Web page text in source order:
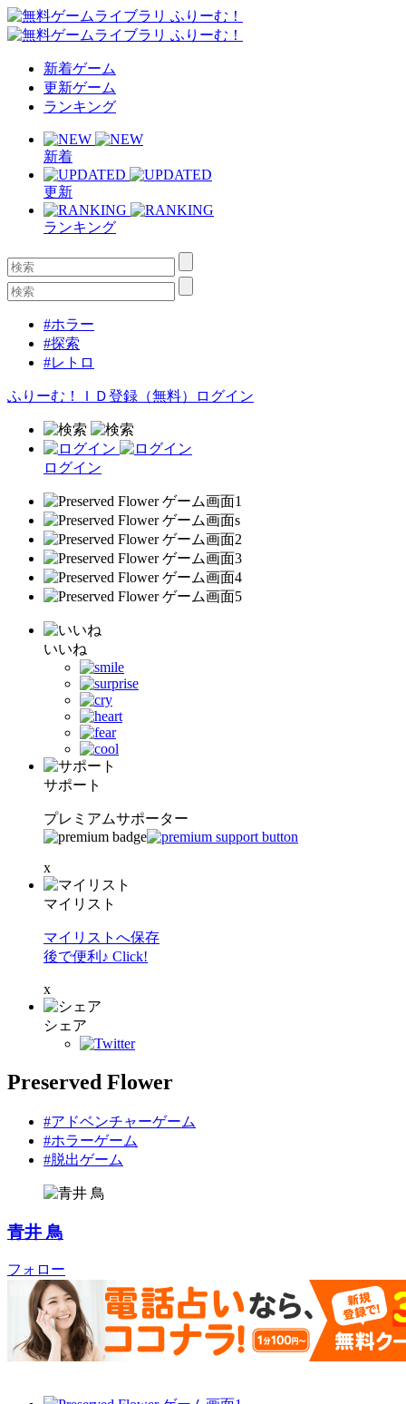
新着ゲーム
更新ゲーム
ランキング
新着
更新
ランキング
#ホラー
#探索
#レトロ
ふりーむ！ＩＤ登録（無料） ログイン
ログイン
いいね
サポート
プレミアムサポーター
x
マイリスト
マイリストへ保存
後で便利♪ Click!
x
シェア
Preserved Flower
#アドベンチャーゲーム
#ホラーゲーム
#脱出ゲーム
青井 鳥
フォロー